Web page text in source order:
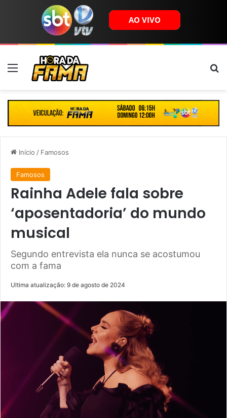
Menu
Início / Famosos
Famosos
Rainha Adele fala sobre
‘aposentadoria’ do mundo
musical
Segundo entrevista ela nunca se acostumou
com a fama
Ultima atualização: 9 de agosto de 2024